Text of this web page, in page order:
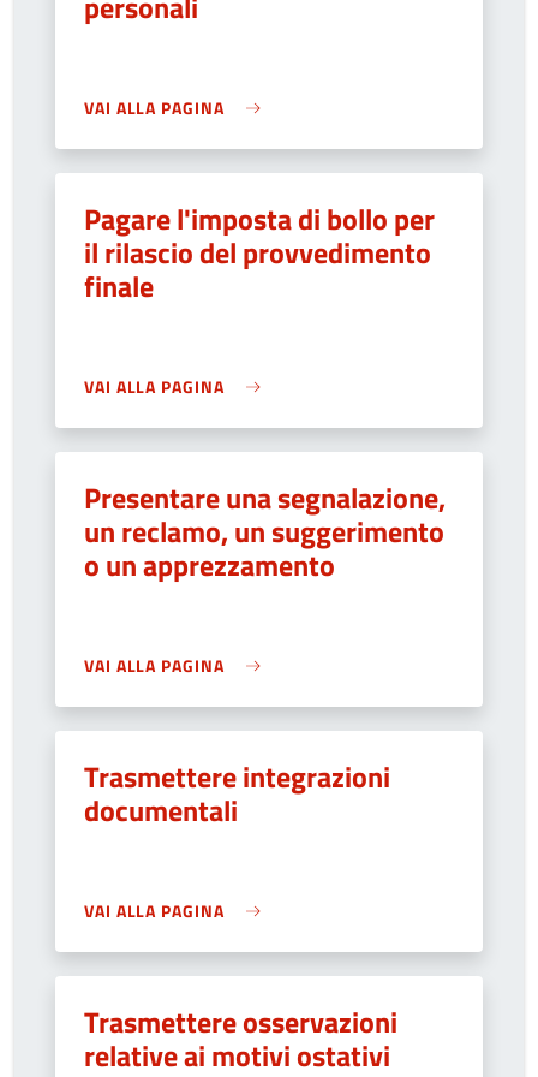
VAI ALLA PAGINA
Pagare l'imposta di bollo per
il rilascio del provvedimento
finale
VAI ALLA PAGINA
Presentare una segnalazione,
un reclamo, un suggerimento
o un apprezzamento
VAI ALLA PAGINA
Trasmettere integrazioni
documentali
VAI ALLA PAGINA
Trasmettere osservazioni
relative ai motivi ostativi